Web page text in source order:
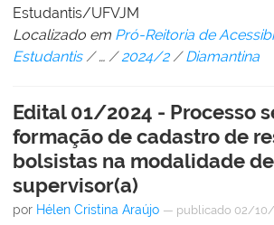
Estudantis/UFVJM
Localizado em Pró-Reitoria de
Estudantis /… /2024/2 /Diamantina
Edital 01/2024 - Processo
formação de cadastro de
bolsistas na modalidade de
supervisor(a)
por Hélen Cristina Araújo — publicado 02/